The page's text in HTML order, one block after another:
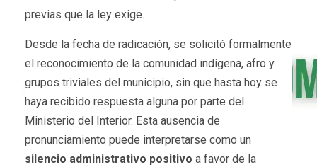
previas que la ley exige.
Desde la fecha de radicación, se solicitó formalmente
el reconocimiento de la comunidad indígena, afro y
grupos triviales del municipio, sin que hasta hoy se
haya recibido respuesta alguna por parte del
Ministerio del Interior. Esta ausencia de
pronunciamiento puede interpretarse como un
silencio administrativo positivo a favor de la